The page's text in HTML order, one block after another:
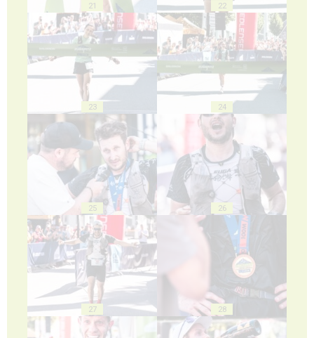
21 22
23 24
25 26
27 28